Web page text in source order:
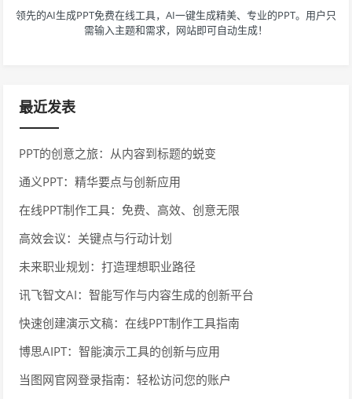
领先的AI生成PPT免费在线工具，AI一键生成精美、专业的PPT。用户只
需输入主题和需求，网站即可自动生成！
最近发表
PPT的创意之旅：从内容到标题的蜕变
通义PPT：精华要点与创新应用
在线PPT制作工具：免费、高效、创意无限
高效会议：关键点与行动计划
未来职业规划：打造理想职业路径
讯飞智文AI：智能写作与内容生成的创新平台
快速创建演示文稿：在线PPT制作工具指南
博思AIPT：智能演示工具的创新与应用
当图网官网登录指南：轻松访问您的账户